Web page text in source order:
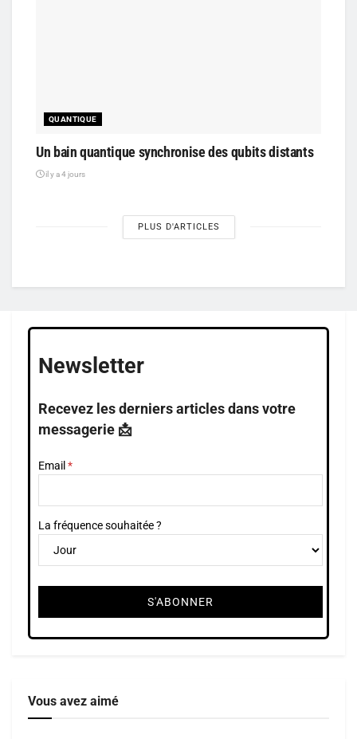
QUANTIQUE
Un bain quantique synchronise des qubits distants
il y a 4 jours
PLUS D'ARTICLES
Newsletter
Recevez les derniers articles dans votre
messagerie 📩
Email
La fréquence souhaitée ?
Vous avez aimé